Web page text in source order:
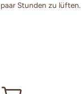
paar Stunden zu lüften.